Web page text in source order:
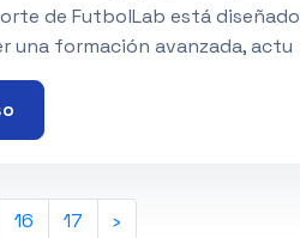
de FutbolLab está diseñado
una formación avanzada, actu
16 17 ›